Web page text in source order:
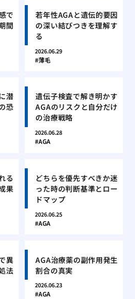
で
間
若年性AGAと遺伝的要因
の深い結びつきを理解す
る
2026.06.29
薄毛
潜
恐
遺伝子検査で解き明かす
AGAのリスクと自分だけ
の治療戦略
2026.06.28
AGA
る
果
どちらを優先すべきか迷
った時の判断基準とロー
ドマップ
2026.06.25
AGA
異
法
AGA治療薬の副作用発生
割合の真実
2026.06.23
AGA